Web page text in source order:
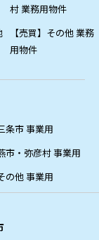
村 業務用物件
【売買】その他 業務
用物件
条市 事業用
市・弥彦村 事業用
の他 事業用